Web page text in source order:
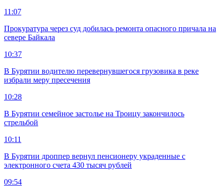
11:07
Прокуратура через суд добилась ремонта опасного причала на
севере Байкала
10:37
В Бурятии водителю перевернувшегося грузовика в реке
избрали меру пресечения
10:28
В Бурятии семейное застолье на Троицу закончилось
стрельбой
10:11
В Бурятии дроппер вернул пенсионеру украденные с
электронного счета 430 тысяч рублей
09:54